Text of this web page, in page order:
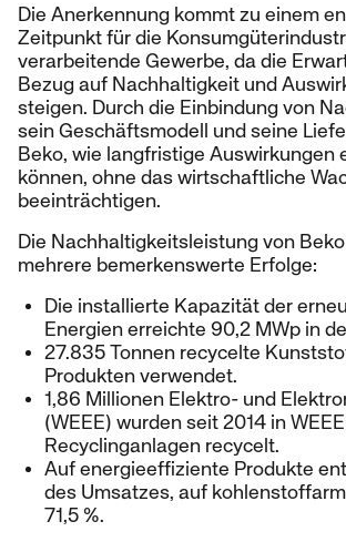
Die Anerkennung kommt zu einem
Zeitpunkt für die
verarbeitende Gewerbe, da die
Bezug auf Nachhaltigkeit und
steigen. Durch die Einbindung von
sein Geschäftsmodell und seine
Beko, wie langfristige Auswirkungen
können, ohne das wirtschaftliche
beeinträchtigen.
Die Nachhaltigkeitsleistung von
mehrere bemerkenswerte Erfolge:
Die installierte Kapazität der
Energien erreichte 90,2 MWp in
27.835 Tonnen recycelte
Produkten verwendet.
1,86 Millionen Elektro- und
(WEEE) wurden seit 2014 in
Recyclinganlagen recycelt.
Auf energieeffiziente Produkte
des Umsatzes, auf
71,5 %.